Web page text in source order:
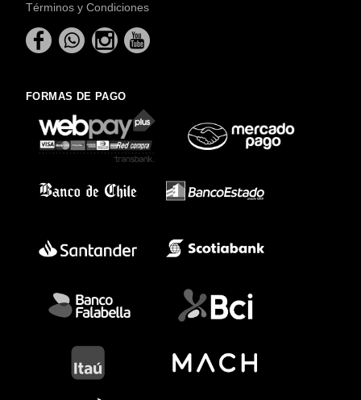
Términos y Condiciones
FORMAS DE PAGO